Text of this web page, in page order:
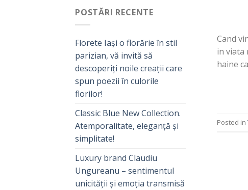
POSTĂRI RECENTE
Florete Iași o florărie în stil
parizian, vă invită să
descoperiți noile creații care
spun poezii în culorile
florilor!
Classic Blue New Collection.
Atemporalitate, eleganță și
simplitate!
Luxury brand Claudiu
Ungureanu – sentimentul
unicității și emoția transmisă
Cand
in viata
haine
Posted in